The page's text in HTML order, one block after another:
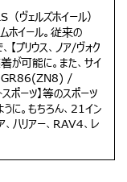
ェルズホイール）
ホイール。従来の
プリウス、ノア/ヴォク
が可能に。また、サイ
/ GR86(ZN8) /
ポーツ】等のスポーツ
うに。もちろん、21イン
、ハリアー、RAV4、レ